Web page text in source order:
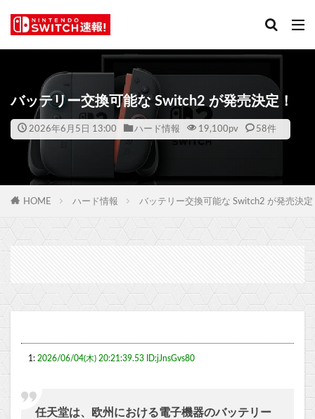
バッテリー交換可能な Switch2 が発売決定！
2026年6月5日 13:00 ハード情報 19,100pv 58件
HOME ハード情報 バッテリー交換可能な Switch2 が発売決定
1: 2026/06/04(木) 20:21:39.53 ID:jJnsGvs80
任天堂は、欧州における電子機器のバッテリー